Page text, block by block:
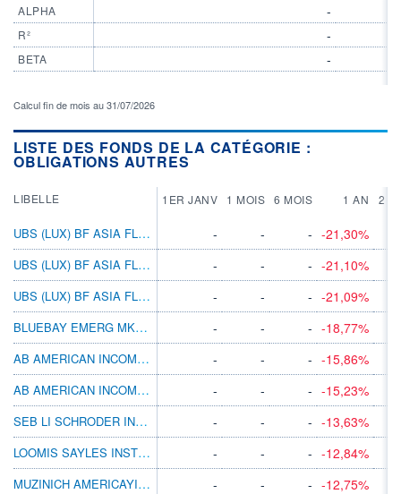
ALPHA
R²
BETA
-
-
-
Calcul fin de mois au 31/07/2026
LISTE DES FONDS DE LA CATÉGORIE :
OBLIGATIONS AUTRES
LIBELLE 1ER JANV 1 MOIS 6 MOIS 1 AN 2
UBS (LUX) BF ASIA FLEXIBLE EURH N ACC - - - -21,30%
UBS (LUX) BF ASIA FLEXIBLE EURH P ACC
- - - -21,10%
UBS (LUX) BF ASIA FLEXIBLE EURH P DIS
- - - -21,09%
BLUEBAY EMERG MKT LCL CCY BD B GBP
- - - -18,77%
AB AMERICAN INCOME BT GBP H
- - - -15,86%
AB AMERICAN INCOME BT EUR H
- - - -15,23%
SEB LI SCHRODER INTL SEL US DOLLAR BDEUR
- - - -13,63%
LOOMIS SAYLES INSTL HIGH INC I/A USD
- - - -12,84%
MUZINICH AMERICAYIELD HGBP INC A
- - - -12,75%